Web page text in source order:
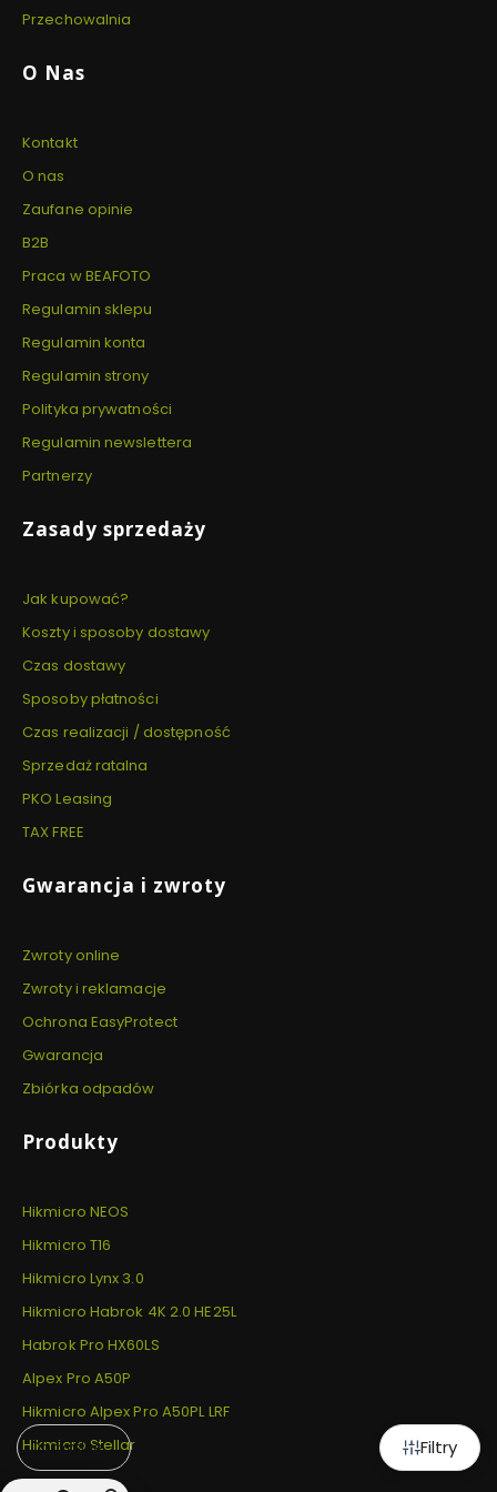
Filtry
Domyślne
Przechowalnia
O Nas
Kontakt
O nas
Zaufane opinie
B2B
Praca w BEAFOTO
Regulamin sklepu
Regulamin konta
Regulamin strony
Polityka prywatności
Regulamin newslettera
Partnerzy
Zasady sprzedaży
Jak kupować?
Koszty i sposoby dostawy
Czas dostawy
Sposoby płatności
Czas realizacji / dostępność
Sprzedaż ratalna
PKO Leasing
TAX FREE
Gwarancja i zwroty
Zwroty online
Zwroty i reklamacje
Ochrona EasyProtect
Gwarancja
Zbiórka odpadów
Produkty
Hikmicro NEOS
Hikmicro T16
Hikmicro Lynx 3.0
Hikmicro Habrok 4K 2.0 HE25L
Habrok Pro HX60LS
Alpex Pro A50P
Hikmicro Alpex Pro A50PL LRF
Hikmicro Stellar